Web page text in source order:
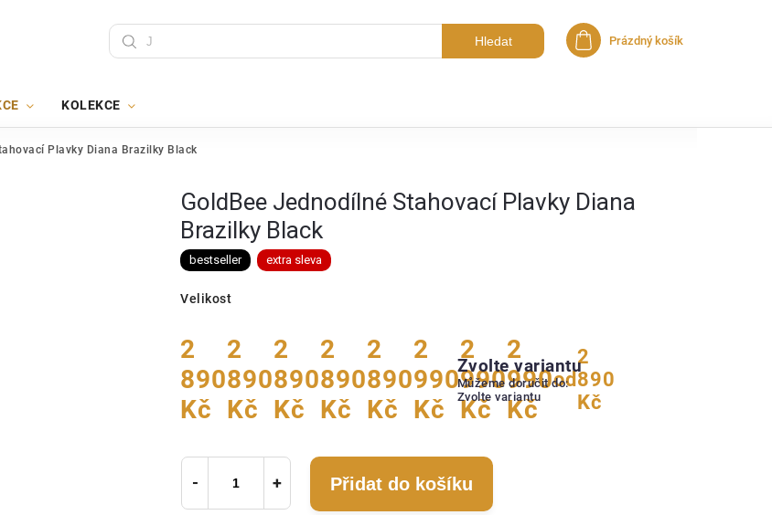
Hledat Nákupní košík
Prázdný košík
KOLEKCE
Plavky Diana Brazilky Black
GoldBee Jednodílné Stahovací Plavky Diana
Brazilky Black
bestseller extra sleva
Velikost
2
890
Kč
2
890
Kč
2
890
Kč
2
890
Kč
2
890
Kč
2
990
Kč
2
990
Kč
2
990
Kč
od
2
890
Kč
Zvolte variantu
Můžeme doručit do:
Zvolte variantu
Přidat do košíku